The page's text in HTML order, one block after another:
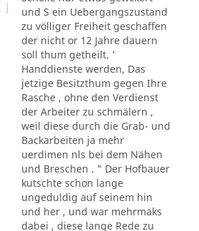
und S ein Uebergangszustand
zu völliger Freiheit geschaffen
der nicht or 12 Jahre dauern
soll thum getheilt. '
Handdienste werden, Das
jetzige Besitzthum gegen Ihre
Rasche , ohne den Verdienst
der Arbeiter zu schmälern ,
weil diese durch die Grab- und
Backarbeiten ja mehr
uerdimen nls bei dem Nähen
und Breschen . " Der Hofbauer
kutschte schon lange
ungeduldig auf seinem hin
und her , und war mehrmaks
dabei , diese lange Rede zu